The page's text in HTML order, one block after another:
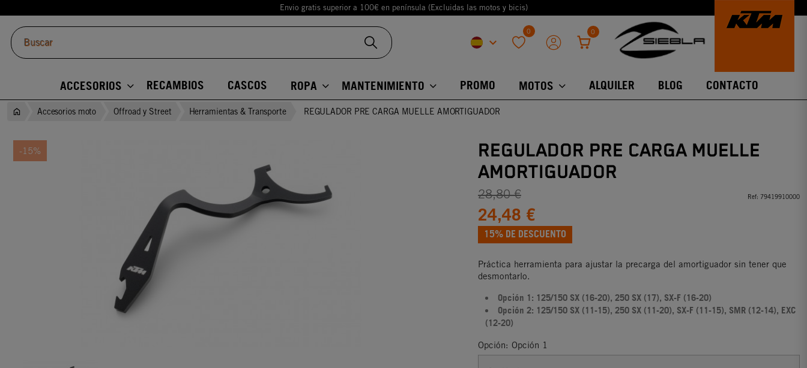
Envio gratis superior a 100€ en península (Excluidas las motos y bicis)
keyboard_arrow_down
0 0
ACCESORIOS RECAMBIOS CASCOS ROPA MANTENIMIENTO PROMO MOTOS ALQUILER BLOG CONTACTO
Accesorios moto Offroad y Street Herramientas & Transporte REGULADOR PRE CARGA MUELLE AMORTIGUADOR
-15%
REGULADOR PRE CARGA MUELLE
AMORTIGUADOR
28,80 €
24,48 €
15% DE DESCUENTO
Ref: 79419910000
Práctica herramienta para ajustar la precarga del amortiguador sin tener que
desmontarlo.
Opción 1: 125/150 SX (16-20), 250 SX (17), SX-F (16-20)
Opción 2: 125/150 SX (11-15), 250 SX (11-20), SX-F (11-15), SMR (12-14), EXC
(12-20)
Opción: Opción 1